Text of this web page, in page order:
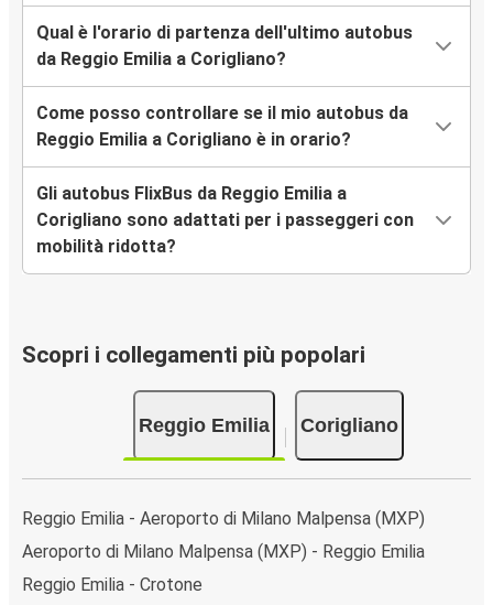
Qual è l'orario di partenza dell'ultimo autobus
da Reggio Emilia a Corigliano?
Come posso controllare se il mio autobus da
Reggio Emilia a Corigliano è in orario?
Gli autobus FlixBus da Reggio Emilia a
Corigliano sono adattati per i passeggeri con
mobilità ridotta?
Scopri i collegamenti più popolari
Reggio Emilia Corigliano
Reggio Emilia - Aeroporto di Milano Malpensa (MXP)
Aeroporto di Milano Malpensa (MXP) - Reggio Emilia
Reggio Emilia - Crotone